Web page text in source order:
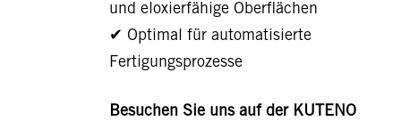
und eloxierfähige Oberflächen
✔ Optimal für automatisierte
Fertigungsprozesse
Besuchen Sie uns auf der KUTENO